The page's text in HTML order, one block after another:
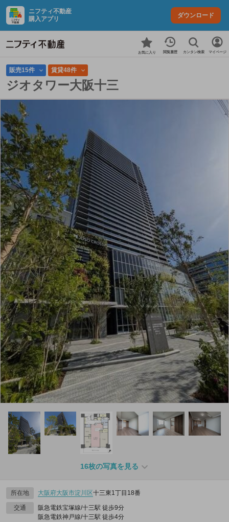
ニフティ不動産
購入アプリ
ダウンロード
お気に入り 閲覧履歴 カンタン検索 マイページ
販売15件 賃貸48件
ジオタワー大阪十三
16枚の写真を見る
所在地 大阪府大阪市淀川区十三東1丁目18番
交通
阪急電鉄宝塚線/十三駅 徒歩9分
阪急電鉄神戸線/十三駅 徒歩4分